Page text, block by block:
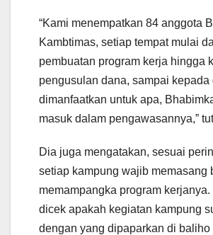
“Kami menempatkan 84 anggota
Kambtimas, setiap tempat mulai
pembuatan program kerja hingga
pengusulan dana, sampai kepada
dimanfaatkan untuk apa,
masuk dalam pengawasannya,”
Dia juga mengatakan, sesuai
setiap kampung wajib memasang
memampangka program kerjanya.
dicek apakah kegiatan kampung
dengan yang dipaparkan di baliho